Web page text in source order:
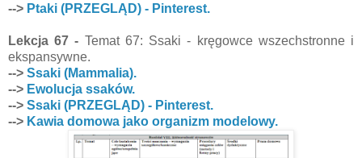
--> Ptaki (PRZEGLĄD) - Pinterest.
Lekcja 67 - Temat 67: Ssaki - kręgowce wszechstronne i
ekspansywne.
--> Ssaki (Mammalia).
--> Ewolucja ssaków.
--> Ssaki (PRZEGLĄD) - Pinterest.
--> Kawia domowa jako organizm modelowy.